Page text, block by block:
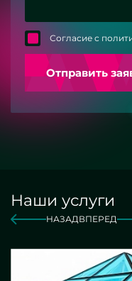
Согласие с
Отправить
Наши услуги
НАЗАДВПЕРЕД